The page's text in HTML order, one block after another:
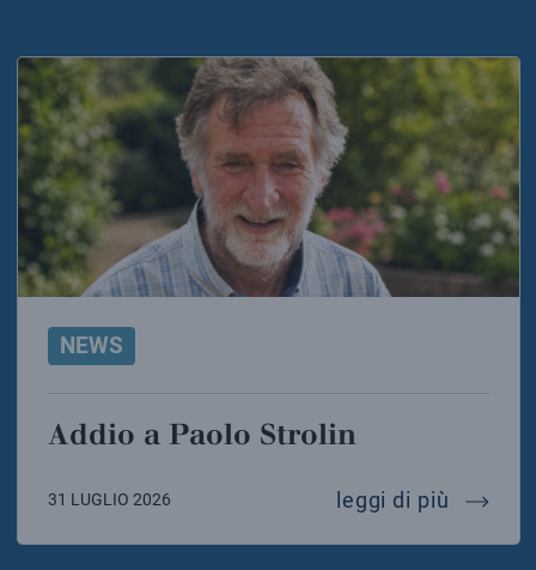
NEWS
Addio a Paolo Strolin
31 LUGLIO 2026 leggi di più addio